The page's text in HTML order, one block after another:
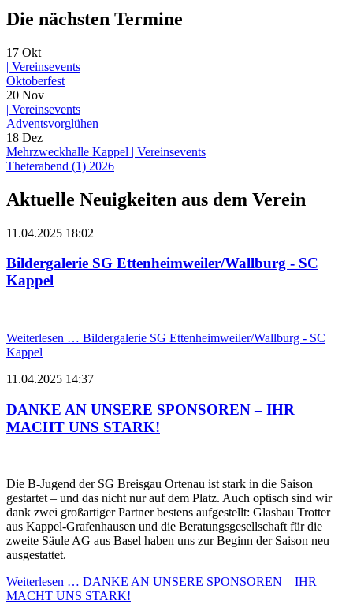
Die nächsten Termine
17 Okt
| Vereinsevents
Oktoberfest
20 Nov
| Vereinsevents
Adventsvorglühen
18 Dez
Mehrzweckhalle Kappel | Vereinsevents
Theterabend (1) 2026
Aktuelle Neuigkeiten aus dem Verein
11.04.2025 18:02
Bildergalerie SG Ettenheimweiler/Wallburg - SC
Kappel
Weiterlesen … Bildergalerie SG Ettenheimweiler/Wallburg - SC
Kappel
11.04.2025 14:37
DANKE AN UNSERE SPONSOREN – IHR
MACHT UNS STARK!
Die B-Jugend der SG Breisgau Ortenau ist stark in die Saison
gestartet – und das nicht nur auf dem Platz. Auch optisch sind wir
dank zwei großartiger Partner bestens aufgestellt: Glasbau Trotter
aus Kappel-Grafenhausen und die Beratungsgesellschaft für die
zweite Säule AG aus Basel haben uns zur Beginn der Saison neu
ausgestattet.
Weiterlesen … DANKE AN UNSERE SPONSOREN – IHR
MACHT UNS STARK!